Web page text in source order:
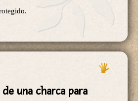
una charca para